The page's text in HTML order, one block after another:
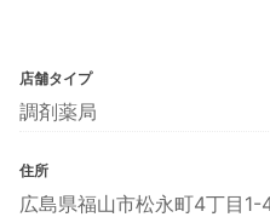
店舗タイプ
調剤薬局
住所
広島県福山市松永町4丁目